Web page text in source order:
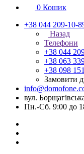
0 Кошик
+38 044 209-10-
Назад
Телефони
+38 044
+38 063
+38 098
Замовити
вул.
Пн.-Сб. 9:00 до